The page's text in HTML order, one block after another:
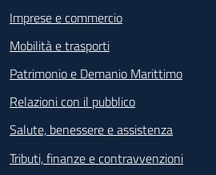
Imprese e commercio
Mobilità e trasporti
Patrimonio e Demanio Marittimo
Relazioni con il pubblico
Salute, benessere e assistenza
Tributi, finanze e contravvenzioni